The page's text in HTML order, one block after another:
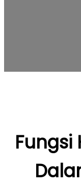
Fungsi